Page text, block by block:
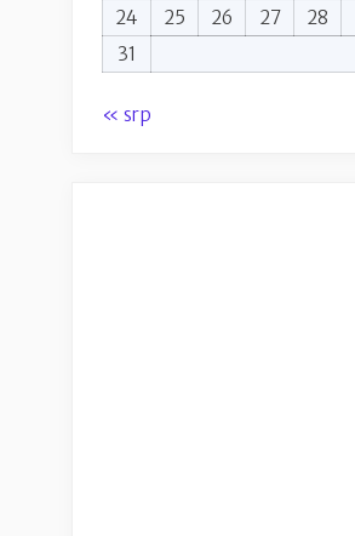
24
25 26 27 28
31
« srp